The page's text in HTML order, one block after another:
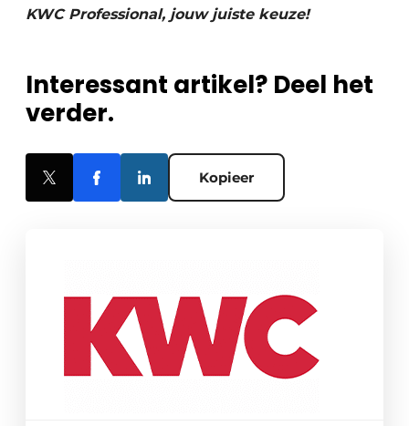
KWC Professional, jouw juiste keuze!
Interessant artikel? Deel het
verder.
Kopieer